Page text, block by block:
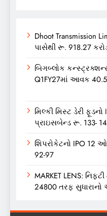
Dhoot Transmission
પાસેથી રૂ. 918.27
બિગબ્લોક
Q1FY27માં આવક
મિલ્કી મિસ્ટ ડેરી
પ્રાઇસબેન્ડ રૂ. 133-
શિપરોકેટનો IPO
92-97
MARKET LENS:
24800 તરફ સુધારાનો